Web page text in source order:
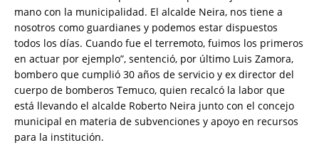
mano con la municipalidad. El alcalde Neira, nos tiene a
nosotros como guardianes y podemos estar dispuestos
todos los días. Cuando fue el terremoto, fuimos los primeros
en actuar por ejemplo”, sentenció, por último Luis Zamora,
bombero que cumplió 30 años de servicio y ex director del
cuerpo de bomberos Temuco, quien recalcó la labor que
está llevando el alcalde Roberto Neira junto con el concejo
municipal en materia de subvenciones y apoyo en recursos
para la institución.